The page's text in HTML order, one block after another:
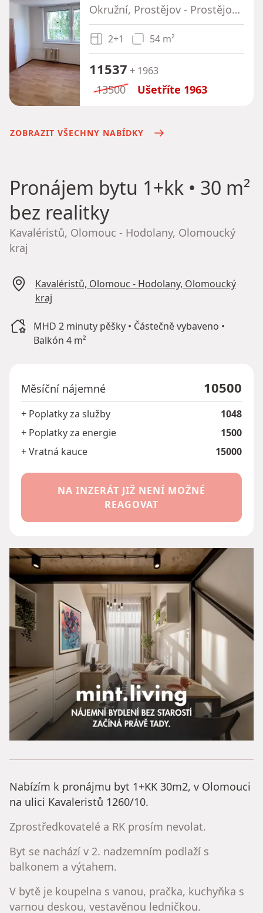
Okružní, Prostějov - Prostějov, Olomoucký kraj
2+1 54 m²
11537 + 1963
13500 Ušetříte 1963
ZOBRAZIT VŠECHNY NABÍDKY
Pronájem bytu 1+kk • 30 m²
bez realitky
Kavaléristů, Olomouc - Hodolany, Olomoucký
kraj
Kavaléristů, Olomouc - Hodolany, Olomoucký
kraj
MHD 2 minuty pěšky • Částečně vybaveno •
Balkón 4 m²
Měsíční nájemné 10500
+ Poplatky za služby
1048
+ Poplatky za energie
1500
+ Vratná kauce
15000
NA INZERÁT JIŽ NENÍ MOŽNÉ
REAGOVAT
Nabízím k pronájmu byt 1+KK 30m2, v Olomouci
na ulici Kavaleristů 1260/10.
Zprostředkovatelé a RK prosím nevolat.
Byt se nachází v 2. nadzemním podlaží s
balkonem a výtahem.
V bytě je koupelna s vanou, pračka, kuchyňka s
varnou deskou, vestavěnou ledničkou.